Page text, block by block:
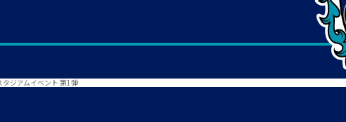
ジアムイベント 第1弾